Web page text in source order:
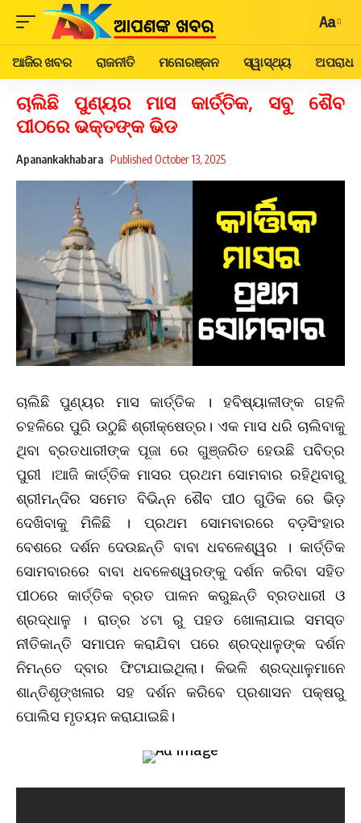
Aa
ଆଜିର ଖବର ରାଜନୀତି ମନୋରଞ୍ଜନ ସ୍ୱାସ୍ଥ୍ୟ ଅପରାଧ
ଚାଲିଛି ପୁଣ୍ୟର ମାସ କାର୍ତ୍ତିକ, ସବୁ ଶୈବ
ପୀଠରେ ଭକ୍ତଙ୍କ ଭିଡ
Apanankakhabara Published October 13, 2025
ଚାଲିଛି ପୁଣ୍ୟର ମାସ କାର୍ତ୍ତିକ । ହବିଷ୍ୟାଳୀଙ୍କ ଗହଳି
ଚହଳିରେ ପୁରି ଉଠୁଛି ଶ୍ରୀକ୍ଷେତ୍ର। ଏକ ମାସ ଧରି ଚାଲିବାକୁ
ଥିବା ବ୍ରତଧାରୀଙ୍କ ପୂଜା ରେ ଗୁଞ୍ଜରିତ ହେଉଛି ପବିତ୍ର
ପୁରୀ ।ଆଜି କାର୍ତ୍ତିକ ମାସର ପ୍ରଥମ ସୋମବାର ରହିଥିବାରୁ
ଶ୍ରୀମନ୍ଦିର ସମେତ ବିଭିନ୍ନ ଶୈବ ପୀଠ ଗୁଡିକ ରେ ଭିଡ଼
ଦେଖିବାକୁ ମିଳିଛି । ପ୍ରଥମ ସୋମବାରରେ ବଡ଼ସିଂହାର
ବେଶରେ ଦର୍ଶନ ଦେଉଛନ୍ତି ବାବା ଧବଳେଶ୍ୱର । କାର୍ତ୍ତିକ
ସୋମବାରରେ ବାବା ଧବଳେଶ୍ୱରଙ୍କୁ ଦର୍ଶନ କରିବା ସହିତ
ପୀଠରେ କାର୍ତ୍ତିକ ବ୍ରତ ପାଳନ କରୁଛନ୍ତି ବ୍ରତଧାରୀ ଓ
ଶ୍ରଦ୍ଧାଳୁ । ରାତ୍ର ୪ଟା ରୁ ପହଡ ଖୋଲାଯାଇ ସମସ୍ତ
ନୀତିକାନ୍ତି ସମାପନ କରାଯିବା ପରେ ଶ୍ରଦ୍ଧାଳୁଙ୍କ ଦର୍ଶନ
ନିମନ୍ତେ ଦ୍ବାର ଫିଟାଯାଇଥିଲା। କିଭଳି ଶ୍ରଦ୍ଧାଳୁମାନେ
ଶାନ୍ତିଶୃଙ୍ଖଳାର ସହ ଦର୍ଶନ କରିବେ ପ୍ରଶାସନ ପକ୍ଷରୁ
ପୋଲିସ ମୃତୟନ କରାଯାଇଛି।